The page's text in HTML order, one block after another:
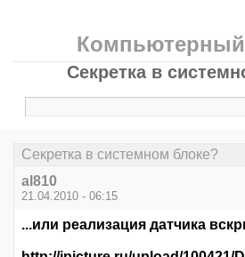
Секретка в
Секретка в системном блоке?
al810
21.04.2010 - 06:15
...или реализация датчика